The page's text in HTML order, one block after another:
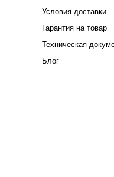
Условия доставки
Гарантия на товар
Техническая
Блог